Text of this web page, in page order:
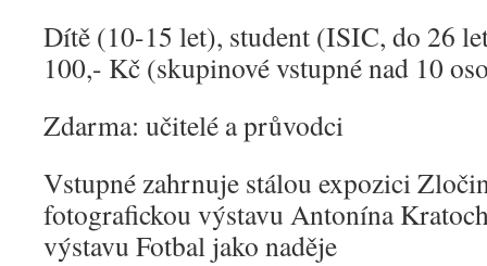
Dítě (10-15 let), student (ISIC, do 26
100,- Kč (skupinové vstupné nad 10
Zdarma: učitelé a průvodci
Vstupné zahrnuje stálou expozici
fotografickou výstavu Antonína
výstavu Fotbal jako naděje